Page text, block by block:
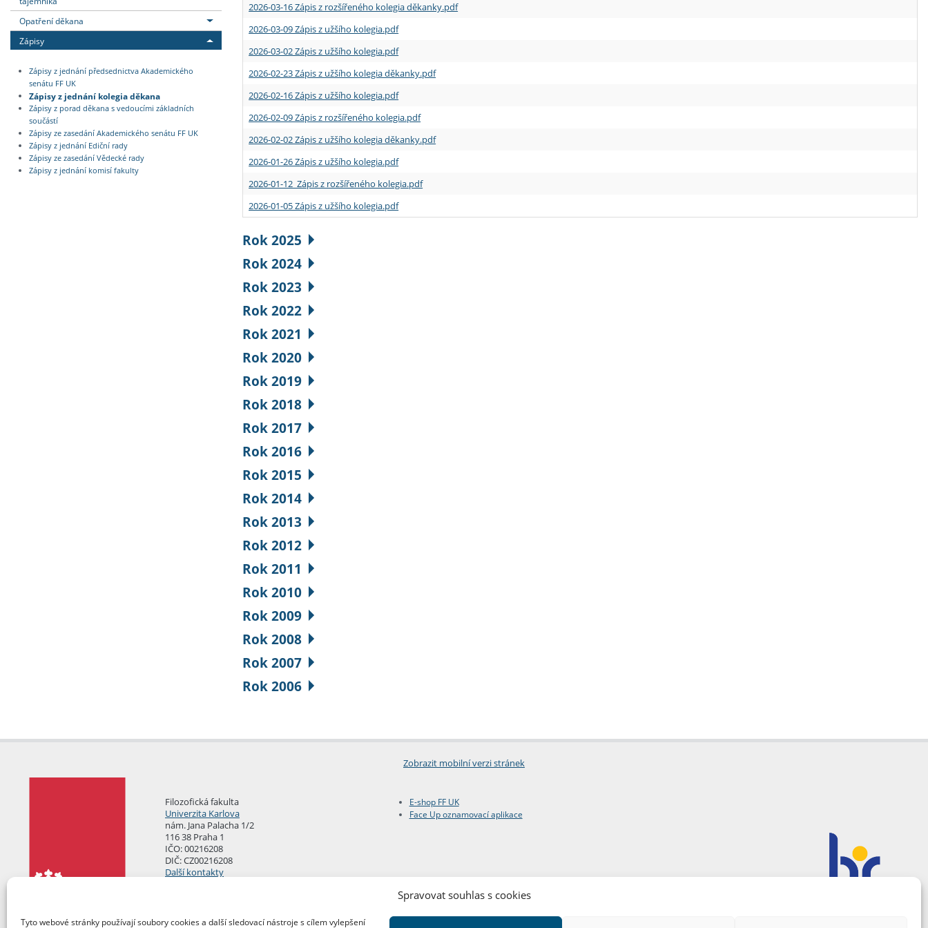
Spravovat souhlas s cookies
Tyto webové stránky používají soubory cookies a další sledovací nástroje s cílem vylepšení
Opatření děkana
Zápisy
Zápisy z jednání předsednictva Akademického
senátu FF UK
Zápisy z jednání kolegia děkana
Zápisy z porad děkana s vedoucími základních
součástí
Zápisy ze zasedání Akademického senátu FF UK
Zápisy z jednání Ediční rady
Zápisy ze zasedání Vědecké rady
Zápisy z jednání komisí fakulty
2026-03-16 Zápis z rozšířeného kolegia děkanky.pdf
2026-03-09 Zápis z užšího kolegia.pdf
2026-03-02 Zápis z užšího kolegia.pdf
2026-02-23 Zápis z užšího kolegia děkanky.pdf
2026-02-16 Zápis z užšího kolegia.pdf
2026-02-09 Zápis z rozšířeného kolegia.pdf
2026-02-02 Zápis z užšího kolegia děkanky.pdf
2026-01-26 Zápis z užšího kolegia.pdf
2026-01-12 Zápis z rozšířeného kolegia.pdf
2026-01-05 Zápis z užšího kolegia.pdf
Rok 2025
Rok 2024
Rok 2023
Rok 2022
Rok 2021
Rok 2020
Rok 2019
Rok 2018
Rok 2017
Rok 2016
Rok 2015
Rok 2014
Rok 2013
Rok 2012
Rok 2011
Rok 2010
Rok 2009
Rok 2008
Rok 2007
Rok 2006
Zobrazit mobilní verzi stránek
Filozofická fakulta
Univerzita Karlova
nám. Jana Palacha 1/2
116 38 Praha 1
IČO: 00216208
DIČ: CZ00216208
Další kontakty
E-shop FF UK
Face Up oznamovací aplikace